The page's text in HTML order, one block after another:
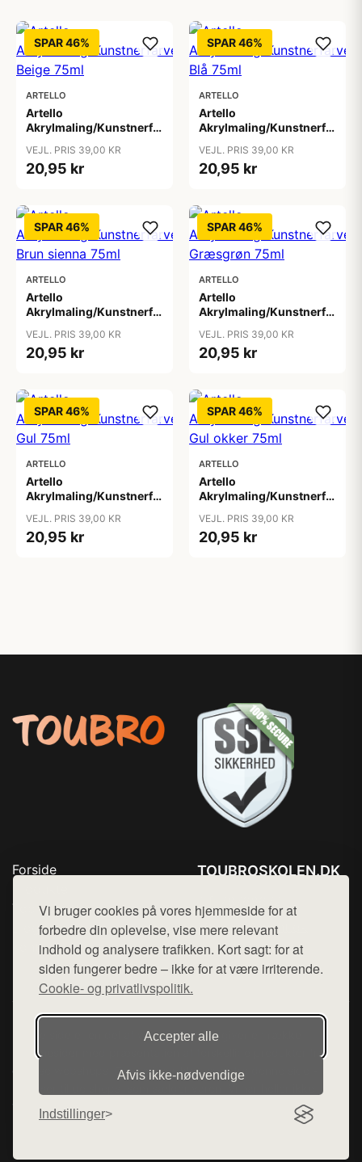
Vi bruger cookies på vores hjemmeside for at
forbedre din oplevelse, vise mere relevant
indhold og analysere trafikken. Kort sagt: for at
siden fungerer bedre – ikke for at være irriterende.
Cookie- og privatlivspolitik.
Accepter alle
Afvis ikke‑nødvendige
Indstillinger
SPAR 46%
ARTELLO
Artello
Akrylmaling/Kunstnerfarve
VEJL. PRIS 39,00 KR
20,95 kr
SPAR 46%
ARTELLO
Artello
Akrylmaling/Kunstnerfarve
VEJL. PRIS 39,00 KR
20,95 kr
SPAR 46%
ARTELLO
Artello
Akrylmaling/Kunstnerfarve
VEJL. PRIS 39,00 KR
20,95 kr
SPAR 46%
ARTELLO
Artello
Akrylmaling/Kunstnerfarve
VEJL. PRIS 39,00 KR
20,95 kr
SPAR 46%
ARTELLO
Artello
Akrylmaling/Kunstnerfarve
VEJL. PRIS 39,00 KR
20,95 kr
SPAR 46%
ARTELLO
Artello
Akrylmaling/Kunstnerfarve
VEJL. PRIS 39,00 KR
20,95 kr
Forside
Top Rabatter
Blog
Kontakt
TOUBROSKOLEN.DK
Mail: hej@want.dk
Cookie- og privatlivspolitik
Denne side er en del af want.dk, der udgiver en række
hjemmesider med præsentation af forskellige produkter fra
diverse webshops. Der sælges ikke varer fra denne side - vi
henviser til de shops, som sælger varen. Vi har heller ikke
varerne på lager.